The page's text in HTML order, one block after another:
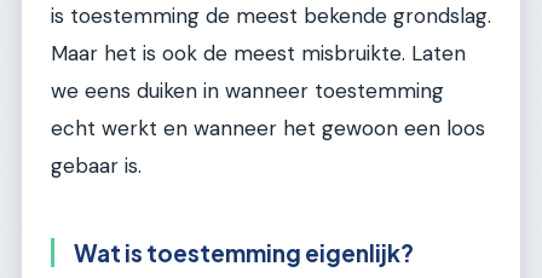
is toestemming de meest bekende grondslag.
Maar het is ook de meest misbruikte. Laten
we eens duiken in wanneer toestemming
echt werkt en wanneer het gewoon een loos
gebaar is.
Wat is toestemming eigenlijk?